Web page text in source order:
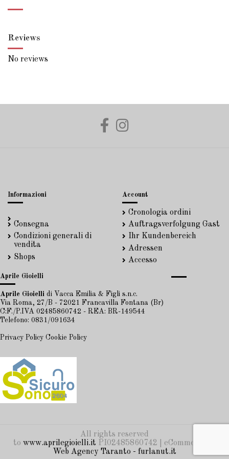
Reviews
No reviews
Informazioni
Consegna
Condizioni generali di
vendita
Shops
Account
Cronologia ordini
Auftragsverfolgung Gast
Ihr Kundenbereich
Adressen
Accesso
Aprile Gioielli
Aprile Gioielli di Vacca Emilia & Figli s.n.c.
Via Roma, 27/B - 72021 Francavilla Fontana (Br)
C:F./P.IVA 02485860742 - REA: BR-149544
Telefono: 0831/091634
Privacy Policy Cookie Policy
All rights reserved
to www.aprilegioielli.it PI02485860742 | eCommerce by
Web Agency Taranto - furlanut.it